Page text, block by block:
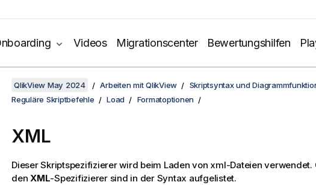
Videos Migrationscenter Bewertungshilfen
QlikView May 2024 Arbeiten mit QlikView Skriptsyntax und
Reguläre Skriptbefehle
Load Formatoptionen
XML
Dieser Skriptspezifizierer wird beim Laden von xml-Dateien
den XML-Spezifizierer sind in der Syntax aufgelistet.